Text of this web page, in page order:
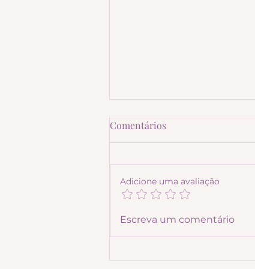
Atividade com as vogais
Atividades dirigidas
Comentários
Adicione uma avaliação
Escreva um comentário